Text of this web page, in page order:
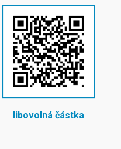
libovolná částka